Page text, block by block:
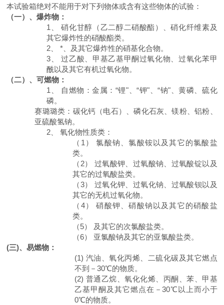
本试验箱绝对不能用于对下列物体或含有这些物体的试验：
（一）、爆炸物：
1、硝化甘醇（乙二醇二硝酸酯）、硝化纤维素及
其它爆炸性的硝酸酯类。
2、*、及其它爆炸性的硝基化合物。
3、过乙酸、甲基乙基甲酮过氧化物、过氧化苯甲
酰以及其它有机过氧化物。
（二）、可燃物：
1、
自燃物：金属： “锂"、“钾"、“钠"、黄磷、硫化
磷。
赛璐璐类：碳化钙（电石）、磷化石灰、镁粉、铝粉、
亚硫酸氢钠。
2、氧化物性质类：
（1）氯酸钠、氯酸铵以及其它的氯酸盐
类。
（2） 过氧酸钾、过氧酸钠、过氧酸锭以及
其它的过氧酸盐类。
（3） 过氧化钾、过氧化钠、过氧酸钡以及
其它的无机过氧化物。
（4）硝酸钾、硝酸钠以及其它的硝酸盐
类。
（5） 及其它的次氯酸盐类。
（6） 亚氯酸钠及其它的亚氯酸盐类。
(三)、易燃物：
(1) 汽油、氧化丙烯、二硫化碳及其它燃点
不到－30℃的物质。
(2) 普通乙烷、氧化化烯、丙酮、苯、甲基
乙基甲酮及其它燃点在－ 30℃以上而小于
0℃的物质。